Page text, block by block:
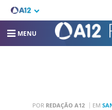
MENU
POR REDAÇÃO A12 EM